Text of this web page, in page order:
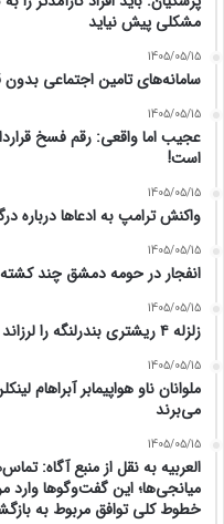
مشکلی پیش نیاید
1405/05/15
سامانه‌های تامین اجتماعی
1405/05/15
است!
1405/05/15
واکنش ترامپ به ادعاها
1405/05/15
انفجار در حومه دمشق چند
1405/05/15
زلزله ۴ ریشتری بندرلنگه را لرزاند
1405/05/15
ملوانان ناو هواپیمابر آبراهام
می‌برند
1405/05/15
العربیه به نقل از منبع آگاه:
میانجی‌ها؛ این گفت‌و‌گو‌ها
خطوط کلی توافق مربوط به